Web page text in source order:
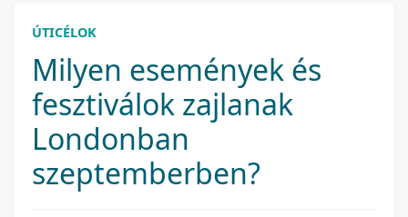
ÚTICÉLOK
Milyen események és
fesztiválok zajlanak
Londonban
szeptemberben?